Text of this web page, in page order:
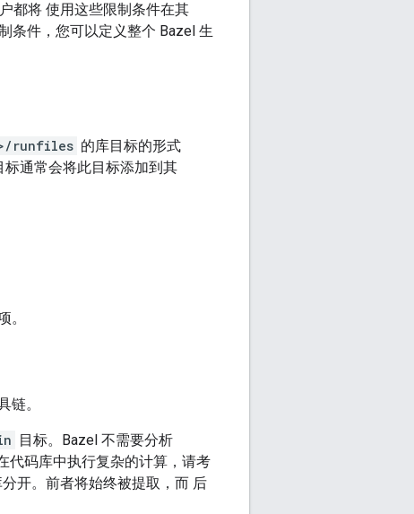
都将 使用这些限制条件在其
条件，您可以定义整个 Bazel 生
runfiles 的库目标的形式
通常会将此目标添加到其
。
链。
目标。Bazel 不需要分析
代码库中执行复杂的计算，请考
开。前者将始终被提取，而 后